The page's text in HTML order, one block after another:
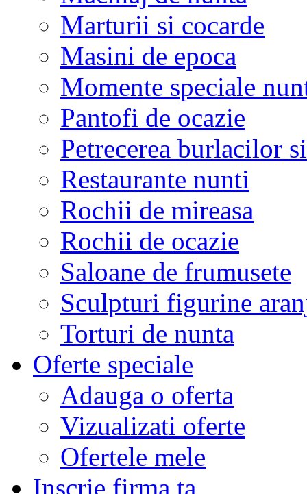
Marturii si cocarde
Masini de epoca
Momente speciale
Pantofi de ocazie
Petrecerea burlacilor
Restaurante nunti
Rochii de mireasa
Rochii de ocazie
Saloane de frumusete
Sculpturi figurine
Torturi de nunta
Oferte speciale
Adauga o oferta
Vizualizati oferte
Ofertele mele
Inscrie firma ta